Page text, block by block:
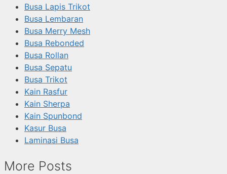
Busa Lapis Trikot
Busa Lembaran
Busa Merry Mesh
Busa Rebonded
Busa Rollan
Busa Sepatu
Busa Trikot
Kain Rasfur
Kain Sherpa
Kain Spunbond
Kasur Busa
Laminasi Busa
More Posts